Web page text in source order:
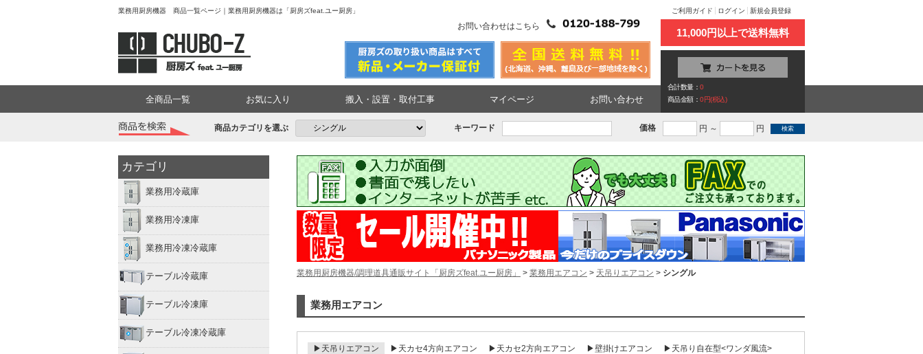
業務用厨房機器 商品一覧ページ｜業務用厨房機器は「厨房ズfeat.ユー厨房」
お問い合わせはこちら
ご利用ガイド ログイン 新規会員登録
11,000円以上で送料無料
合計数量：0
商品金額：0円(税込)
全商品一覧 お気に入り 搬入・設置・取付工事 マイページ お問い合わせ
商品カテゴリを選ぶ キーワード 価格 円 ～ 円
カテゴリ
業務用冷蔵庫
業務用冷凍庫
業務用冷凍冷蔵庫
テーブル冷蔵庫
テーブル冷凍庫
テーブル冷凍冷蔵庫
業務用厨房機器/調理道具通販サイト「厨房ズfeat.ユー厨房」 > 業務用エアコン > 天吊りエアコン > シングル
業務用エアコン
▶天吊りエアコン ▶天カセ4方向エアコン ▶天カセ2方向エアコン ▶壁掛けエアコン
▶天吊り自在型<ワンダ風流>